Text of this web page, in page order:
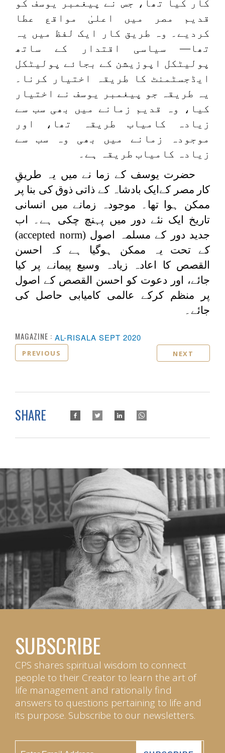
کار کیا تھا، جس نے پیغمبر یوسف کو
قدیم مصر میں اعلیٰ مواقع عطا
کردیے۔ وہ طریق کار ایک لفظ میں یہ
تھا— سیاسی اقتدار کے ساتھ
پولیٹکل اپوزیشن کے بجائے پولیٹکل
ایڈجسٹمنٹ کا طریقہ اختیار کرنا۔
یہ طریقہ جو پیغمبر یوسف نے اختیار
کیا، وہ قدیم زمانے میں بھی سب سے
زیادہ کامیاب طریقہ تھا، اور
موجودہ زمانے میں بھی وہ سب سے
زیادہ کامیاب طریقہ ہے۔
حضرت یوسف کے زما نے میں یہ طریقِ
کار مصر کےایک بادشاہ کے ذاتی ذوق کی بنا پر
ممکن ہوا تھا۔ موجودہ زمانے میں انسانی
تاریخ ایک نئے دور میں پہنچ چکی ہے۔ اب
جدید دور کے مسلمہ اصول (accepted norm
)
کے تحت یہ ممکن ہوگیا ہے کہ احسن
القصص کا اعادہ زیادہ وسیع پیمانے پر کیا
جائے، اور دعوت کو احسن القصص کے اصول
پر منظم کرکے عالمی کامیابی حاصل کی
جائے۔
MAGAZINE : AL-RISALA SEPT 2020
PREVIOUS NEXT
SHARE
SUBSCRIBE
CPS shares spiritual wisdom to connect
people to their Creator to learn the art of
life management and rationally find
answers to questions pertaining to life and
its purpose. Subscribe to our newsletters.